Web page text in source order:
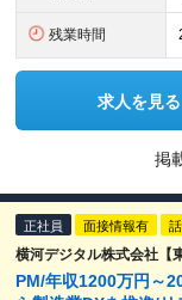
残業時間
求人を見る
掲
正社員 面接情報有
横河デジタル株式会社【
PM/年収1200万円～